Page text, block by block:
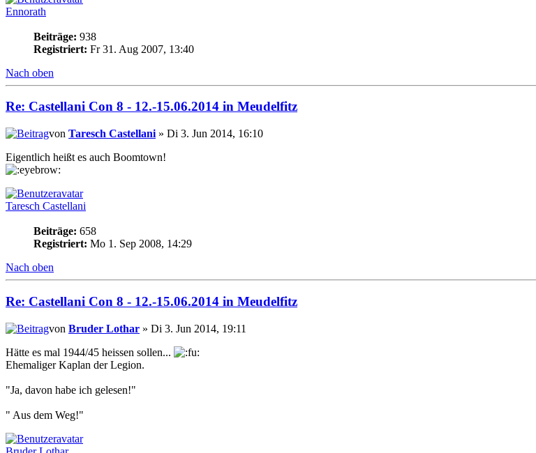
Ennorath
Beiträge: 938
Registriert: Fr 31. Aug 2007, 13:40
Nach oben
Re: Castellani Con 8 - 12.-15.06.2014 in Meudelfitz
von Taresch Castellani » Di 3. Jun 2014, 16:10
Eigentlich heißt es auch Boomtown!
Taresch Castellani
Beiträge: 658
Registriert: Mo 1. Sep 2008, 14:29
Nach oben
Re: Castellani Con 8 - 12.-15.06.2014 in Meudelfitz
von Bruder Lothar » Di 3. Jun 2014, 19:11
Hätte es mal 1944/45 heissen sollen...
Ehemaliger Kaplan der Legion.
"Ja, davon habe ich gelesen!"
" Aus dem Weg!"